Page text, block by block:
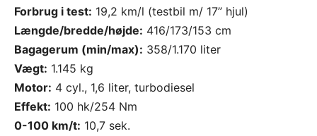
Forbrug i test: 19,2 km/l (testbil m/ 17” hjul)
Længde/bredde/højde: 416/173/153 cm
Bagagerum (min/max): 358/1.170 liter
Vægt: 1.145 kg
Motor: 4 cyl., 1,6 liter, turbodiesel
Effekt: 100 hk/254 Nm
0-100 km/t: 10,7 sek.